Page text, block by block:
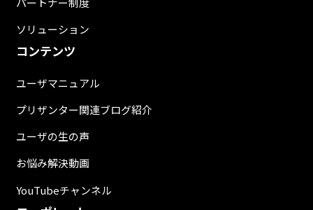
ソリューション
コンテンツ
ユーザマニュアル
プリザンター関連ブログ紹介
ユーザの生の声
お悩み解決動画
YouTubeチャンネル